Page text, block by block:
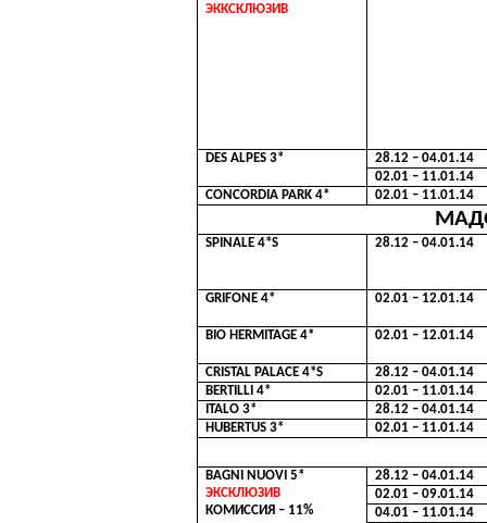
ЭККСКЛЮЗИВ
DES ALPES 3*
28.12 – 04.01.14
02.01 – 11.01.14
CONCORDIA PARK 4*
02.01 – 11.01.14
SPINALE 4*S 28.12 – 04.01.14
GRIFONE 4* 02.01 – 12.01.14
BIO HERMITAGE 4* 02.01 – 12.01.14
CRISTAL PALACE 4*S
28.12 – 04.01.14
BERTILLI 4*
02.01 – 11.01.14
ITALO 3*
28.12 – 04.01.14
HUBERTUS 3*
02.01 – 11.01.14
BAGNI NUOVI 5*
ЭКСКЛЮЗИВ
КОМИССИЯ – 11%
28.12 –04.01.14
02.01 – 09.01.14
04.01 – 11.01.14